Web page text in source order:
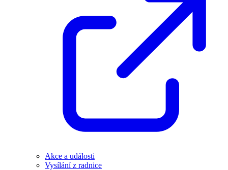
Akce a události
Vysílání z radnice